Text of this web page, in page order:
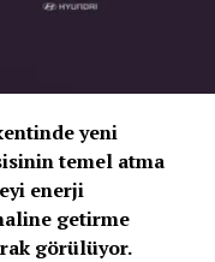
Bigster
doğru
yeni
temel atma
enerji
getirme
görülüyor.